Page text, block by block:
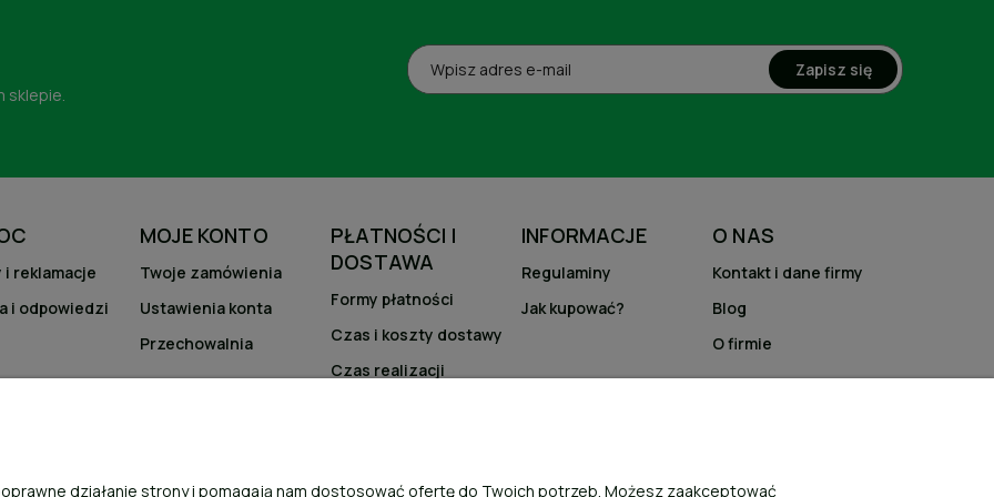
sklepie.
Zapisz się
i reklamacje
i odpowiedzi
MOJE KONTO
Twoje zamówienia
Ustawienia konta
Przechowalnia
PŁATNOŚCI I
DOSTAWA
Formy płatności
Czas i koszty dostawy
Czas realizacji
INFORMACJE
Regulaminy
Jak kupować?
O NAS
Kontakt i dane firmy
Blog
O firmie
działanie strony i pomagają nam dostosować ofertę do Twoich potrzeb. Możesz zaakceptować